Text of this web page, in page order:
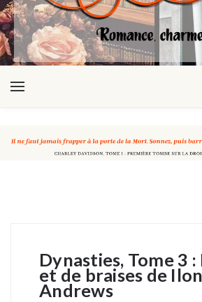
Dynasties, Tome 3 :
et de braises de
Andrews